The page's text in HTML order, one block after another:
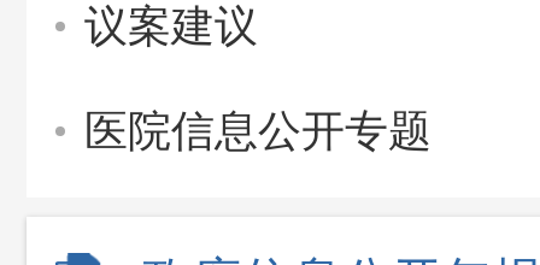
议案建议
医院信息公开专题